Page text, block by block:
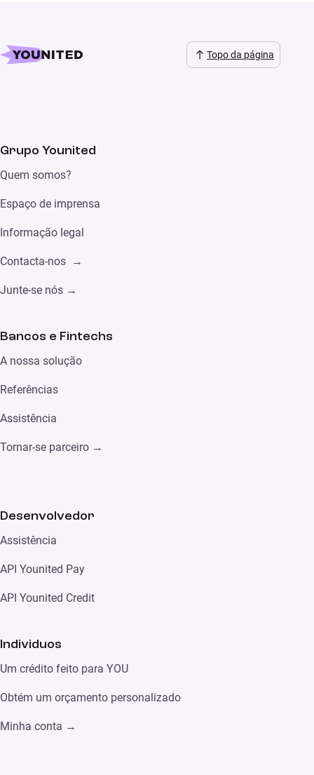
Topo da página
Grupo Younited
Quem somos?
Espaço de imprensa
Informação legal
Contacta-nos →
Junte-se nós →
Bancos e Fintechs
A nossa solução
Referências
Assistência
Tornar-se parceiro →
Desenvolvedor
Assistência
API Younited Pay
API Younited Credit
Individuos
Um crédito feito para YOU
Obtém um orçamento personalizado
Minha conta →